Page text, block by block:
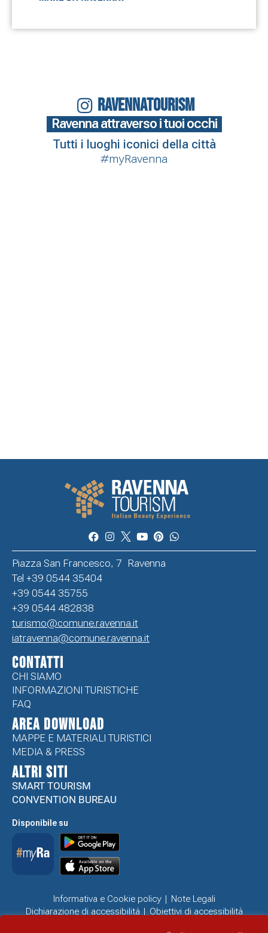
RAVENNATOURISM
Ravenna attraverso i tuoi occhi
Tutti i luoghi iconici della città
#myRavenna
Piazza San Francesco, 7 Ravenna
Tel +39 0544 35404
+39 0544 35755
+39 0544 482838
turismo@comune.ravenna.it
iatravenna@comune.ravenna.it
CONTATTI
CHI SIAMO
INFORMAZIONI TURISTICHE
FAQ
Area Download
MAPPE E MATERIALI TURISTICI
MEDIA & PRESS
ALTRI SITI
SMART TOURISM
CONVENTION BUREAU
Disponibile su
Informativa e Cookie policy
Note Legali
Dichiarazione di accessibilità
Obiettivi di accessibilità